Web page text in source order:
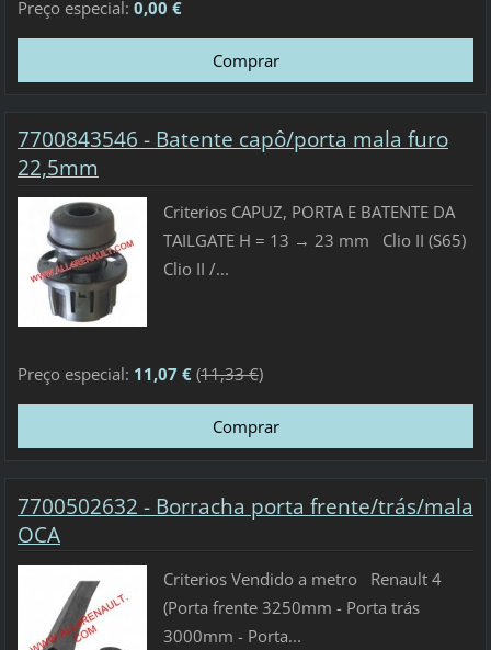
Preço especial: 0,00 €
7700843546 - Batente capô/porta mala furo
22,5mm
Criterios CAPUZ, PORTA E BATENTE DA
TAILGATE H = 13 → 23 mm Clio II (S65)
Clio II /...
Preço especial: 11,07 €(11,33 €)
7700502632 - Borracha porta frente/trás/mala
OCA
Criterios Vendido a metro Renault 4
(Porta frente 3250mm - Porta trás
3000mm - Porta...